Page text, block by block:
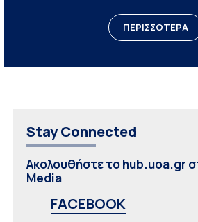
ΠΕΡΙΣΣΟΤΕΡΑ
Stay Connected
Ακολουθήστε το hub.uoa.gr
Media
FACEBOOK